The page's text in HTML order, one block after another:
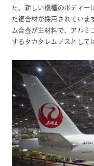
た。新しい機種のボディー
た複合材が採用されていま
ム合金が主材料で、アルミ
するタカタレムノスとして